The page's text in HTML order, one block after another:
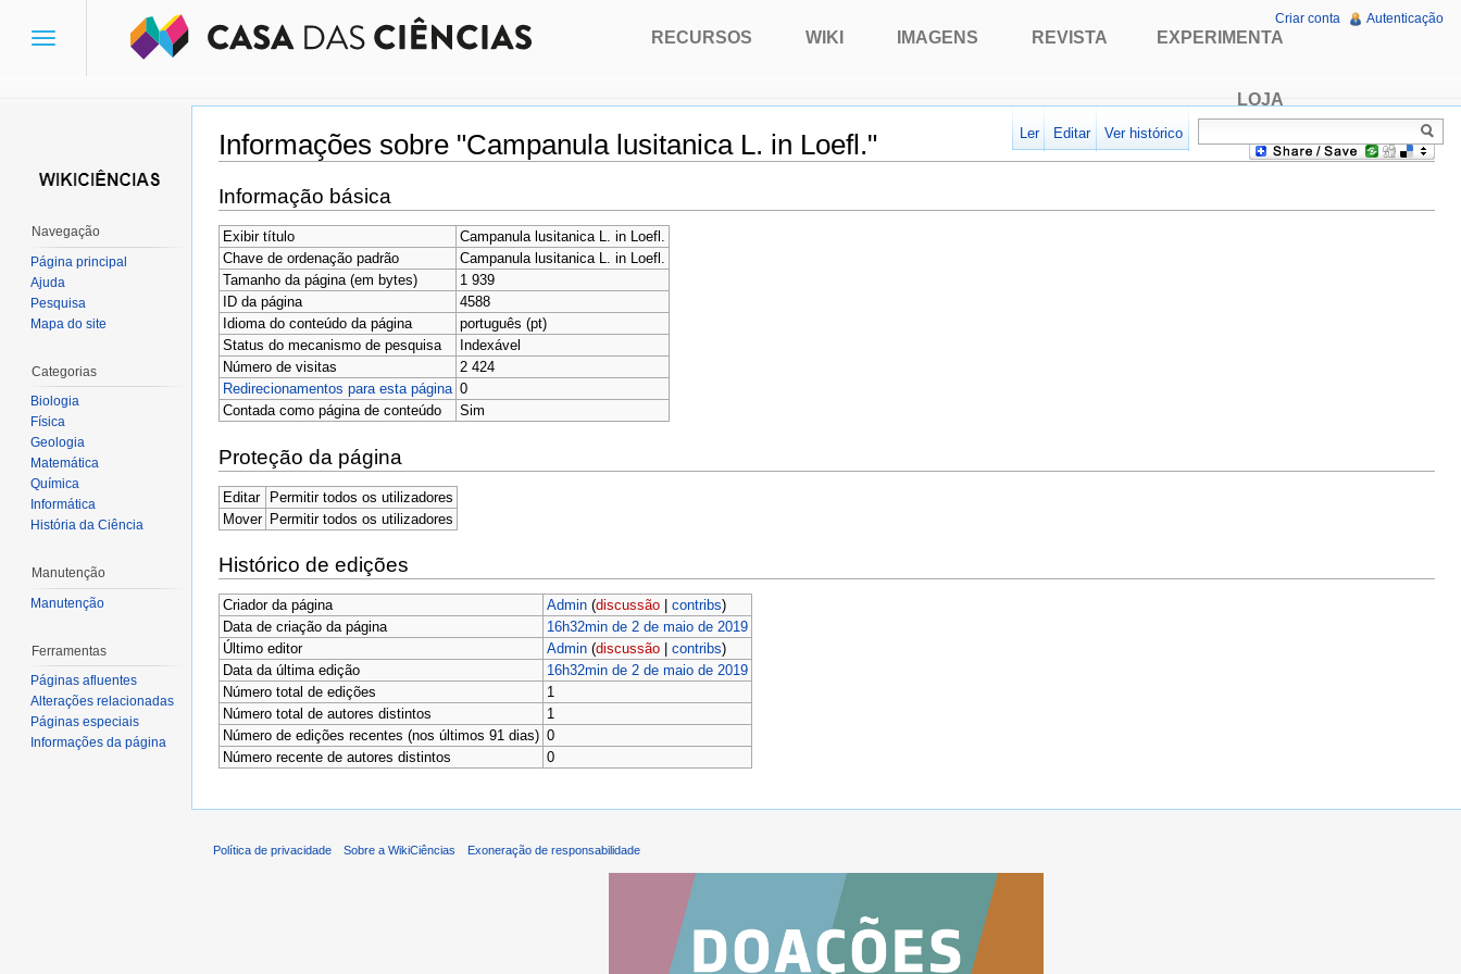
Informações sobre "Campanula lusitanica L. in Loefl."
Ir para:navegação,pesquisa
Informação básica
Exibir título
Campanula lusitanica L. in Loefl.
Chave de ordenação padrão
Campanula lusitanica L. in Loefl.
Tamanho da página (em bytes)
1 939
ID da página
4588
Idioma do conteúdo da página
português (pt)
Status do mecanismo de pesquisa
Indexável
Número de visitas
2 424
Redirecionamentos para esta página 0
Contada como página de conteúdo
Sim
Proteção da página
Editar
Permitir todos os utilizadores
Mover Permitir todos os utilizadores
Histórico de edições
Criador da página Admin (discussão| contribs)
Data de criação da página
16h32min de 2 de maio de 2019
Último editor
Admin (discussão| contribs)
Data da última edição
16h32min de 2 de maio de 2019
Número total de edições
1
Número total de autores distintos
1
Número de edições recentes (nos últimos 91 dias) 0
Número recente de autores distintos
0
Toggle
RECURSOS WIKI IMAGENS REVISTA EXPERIMENTA
LOJA
Criar conta Autenticação
Ler Editar Ver histórico
Navegação
Página principal
Ajuda
Pesquisa
Mapa do site
Categorias
Biologia
Física
Geologia
Matemática
Química
Informática
História da Ciência
Manutenção
Manutenção
Ferramentas
Páginas afluentes
Alterações relacionadas
Páginas especiais
Informações da página
Política de privacidade Sobre a WikiCiências Exoneração de responsabilidade